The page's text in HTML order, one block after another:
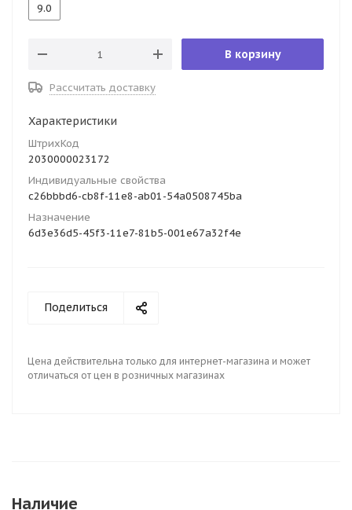
9.0
В корзину
Рассчитать доставку
Характеристики
ШтрихКод
2030000023172
Индивидуальные свойства
c26bbbd6-cb8f-11e8-ab01-54a0508745ba
Назначение
6d3e36d5-45f3-11e7-81b5-001e67a32f4e
Поделиться
Цена действительна только для интернет-магазина и может
отличаться от цен в розничных магазинах
Наличие